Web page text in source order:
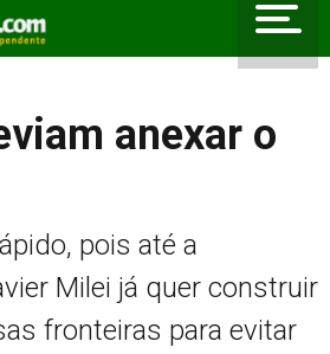
anexar o
pois até a
Milei já quer construir
fronteiras para evitar